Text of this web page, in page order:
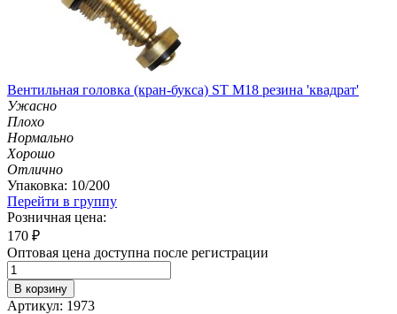
Вентильная головка (кран-букса) ST М18 резина 'квадрат'
Ужасно
Плохо
Нормально
Хорошо
Отлично
Упаковка: 10/200
Перейти в группу
Розничная цена:
170 ₽
Оптовая цена доступна после регистрации
В корзину
Артикул: 1973